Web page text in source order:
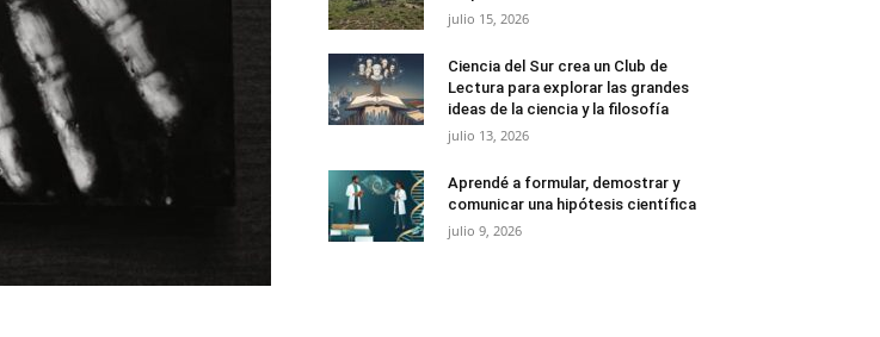
julio 15, 2026
Ciencia del Sur crea un Club de
Lectura para explorar las grandes
ideas de la ciencia y la filosofía
julio 13, 2026
Aprendé a formular, demostrar y
comunicar una hipótesis científica
julio 9, 2026